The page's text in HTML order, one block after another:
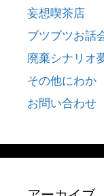
妄想喫茶店
ブツブツお話
廃棄シナリオ
その他にわか
お問い合わせ